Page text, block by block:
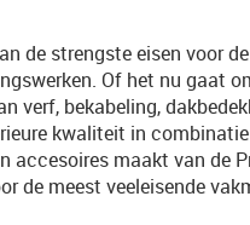
de strengste eisen voor
Of het nu gaat
verf, bekabeling,
kwaliteit in
accesoires maakt van de
de meest veeleisende